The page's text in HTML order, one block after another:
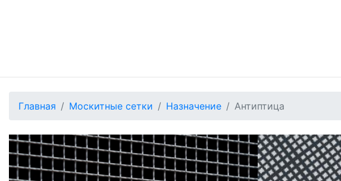
Главная Москитные сетки Назначение Антиптица